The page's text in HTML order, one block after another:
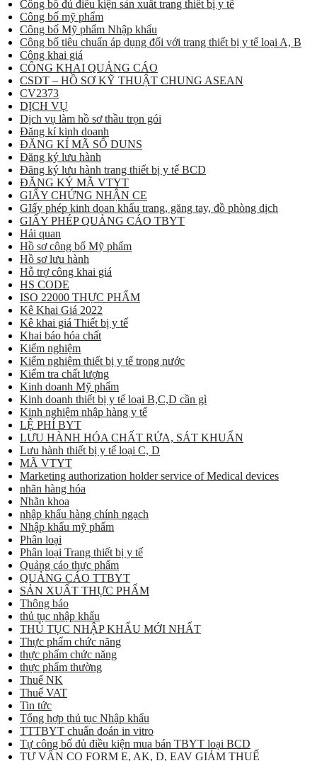
Công bố đủ điều kiện sản xuất trang thiết bị y tế
Công bố mỹ phẩm
Công bố Mỹ phẩm Nhập khẩu
Công bố tiêu chuẩn áp dụng đối với trang thiết bị y tế loại A, B
Công khai giá
CÔNG KHAI QUẢNG CÁO
CSDT – HỒ SƠ KỸ THUẬT CHUNG ASEAN
CV2373
DỊCH VỤ
Dịch vụ làm hồ sơ thầu trọn gói
Đăng kí kinh doanh
ĐĂNG KÍ MÃ SỐ DUNS
Đăng ký lưu hành
Đăng ký lưu hành trang thiết bị y tế BCD
ĐĂNG KÝ MÃ VTYT
GIẤY CHỨNG NHẬN CE
GIấy phép kinh doan khẩu trang, găng tay, đồ phòng dịch
GIẤY PHÉP QUẢNG CÁO TBYT
Hải quan
Hồ sơ công bố Mỹ phẩm
Hồ sơ lưu hành
Hỗ trợ công khai giá
HS CODE
ISO 22000 THỰC PHẨM
Kê Khai Giá 2022
Kê khai giá Thiết bị y tế
Khai báo hóa chất
Kiểm nghiệm
Kiểm nghiệm thiết bị y tế trong nước
Kiểm tra chất lượng
Kinh doanh Mỹ phẩm
Kinh doanh thiết bị y tế loại B,C,D cần gì
Kinh nghiệm nhập hàng y tế
LỆ PHÍ BYT
LƯU HÀNH HÓA CHẤT RỬA, SÁT KHUẨN
Lưu hành thiết bị y tế loại C, D
MÃ VTYT
Marketing authorization holder service of Medical devices
nhãn hàng hóa
Nhãn khoa
nhập khẩu hàng chính ngạch
Nhập khẩu mỹ phẩm
Phân loại
Phân loại Trang thiết bị y tế
Quảng cáo thực phẩm
QUẢNG CÁO TTBYT
SẢN XUẤT THỰC PHẨM
Thông báo
thủ tục nhập khẩu
THỦ TỤC NHẬP KHẨU MỚI NHẤT
Thực phẩm chức năng
thực phẩm chức năng
thực phẩm thường
Thuế NK
Thuế VAT
Tin tức
Tổng hợp thủ tục Nhập khẩu
TTTBYT chuẩn đoán in vitro
Tự công bố đủ điều kiện mua bán TBYT loại BCD
TƯ VẤN CO FORM E, AK, D, EAV GIẢM THUẾ